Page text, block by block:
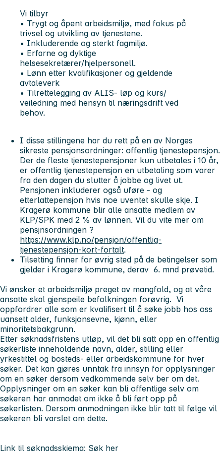
Vi tilbyr
• Trygt og åpent arbeidsmiljø, med fokus på
trivsel og utvikling av tjenestene.
• Inkluderende og sterkt fagmiljø.
• Erfarne og dyktige
helsesekretærer/hjelpersonell.
• Lønn etter kvalifikasjoner og gjeldende
avtaleverk
• Tilrettelegging av ALIS- løp og kurs/
veiledning med hensyn til næringsdrift ved
behov.
I disse stillingene har du rett på en av Norges
sikreste pensjonsordninger: offentlig tjenestepensjon.
Der de fleste tjenestepensjoner kun utbetales i 10 år,
er offentlig tjenestepensjon en utbetaling som varer
fra den dagen du slutter å jobbe og livet ut.
Pensjonen inkluderer også uføre - og
etterlattepensjon hvis noe uventet skulle skje. I
Kragerø kommune blir alle ansatte medlem av
KLP/SPK med 2 % av lønnen. Vil du vite mer om
pensjnsordningen ?
https://www.klp.no/pensjon/offentlig-
tjenestepensjon-kort-fortalt.
Tilsetting finner for øvrig sted på de betingelser som
gjelder i Kragerø kommune, derav 6. mnd prøvetid.
Vi ønsker et arbeidsmiljø preget av mangfold, og at våre
ansatte skal gjenspeile befolkningen forøvrig. Vi
oppfordrer alle som er kvalifisert til å søke jobb hos oss
uansett alder, funksjonsevne, kjønn, eller
minoritetsbakgrunn.
Etter søknadsfristens utløp, vil det bli satt opp en offentlig
søkerliste inneholdende navn, alder, stilling eller
yrkestittel og bosteds- eller arbeidskommune for hver
søker. Det kan gjøres unntak fra innsyn for opplysninger
om en søker dersom vedkommende selv ber om det.
Opplysninger om en søker kan bli offentlige selv om
søkeren har anmodet om ikke å bli ført opp på
søkerlisten. Dersom anmodningen ikke blir tatt til følge vil
søkeren bli varslet om dette.
Link til søknadsskjema: Søk her